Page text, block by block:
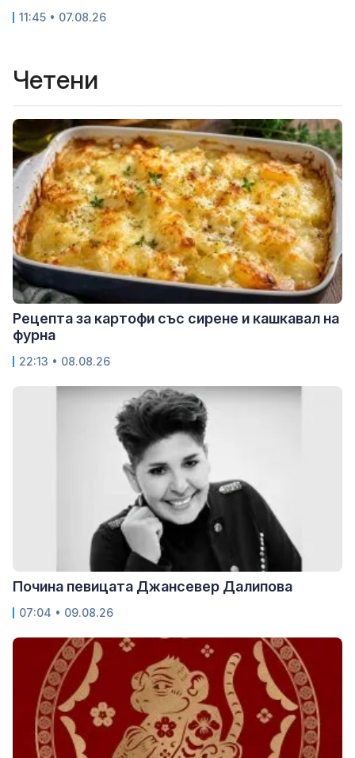
11:45 • 07.08.26
Четени
Рецепта за картофи със сирене и кашкавал на
фурна
22:13 • 08.08.26
Почина певицата Джансевер Далипова
07:04 • 09.08.26